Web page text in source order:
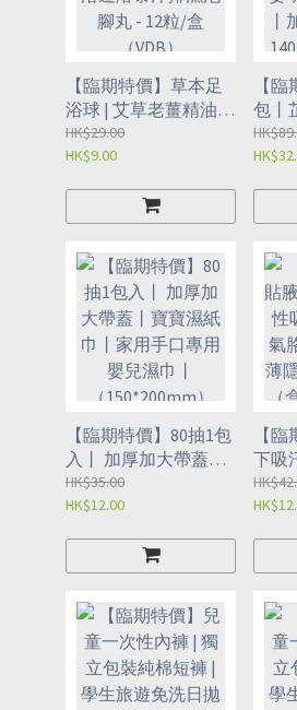
【臨期特價】草本足
浴球 | 艾草老薑精油足
浴丸 | 瑤浴速溶暴汗排
濕泡腳丸 - 12粒/盒
HK$29.00
HK$9.00
【
包丨
巾丨
用濕
【臨期特價】80抽1包
入丨 加厚加大帶蓋丨
寶寶濕紙巾丨家用手
口專用嬰兒濕巾丨
HK$35.00
HK$12.00
【
下吸
防汗
汗隔
期：